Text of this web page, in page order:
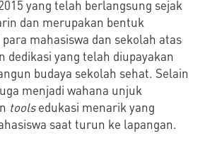
yang telah berlangsung sejak
dan merupakan bentuk
para mahasiswa dan sekolah atas
dedikasi yang telah diupayakan
budaya sekolah sehat. Selain
menjadi wahana unjuk
toolsedukasi menarik yang
saat turun ke lapangan.